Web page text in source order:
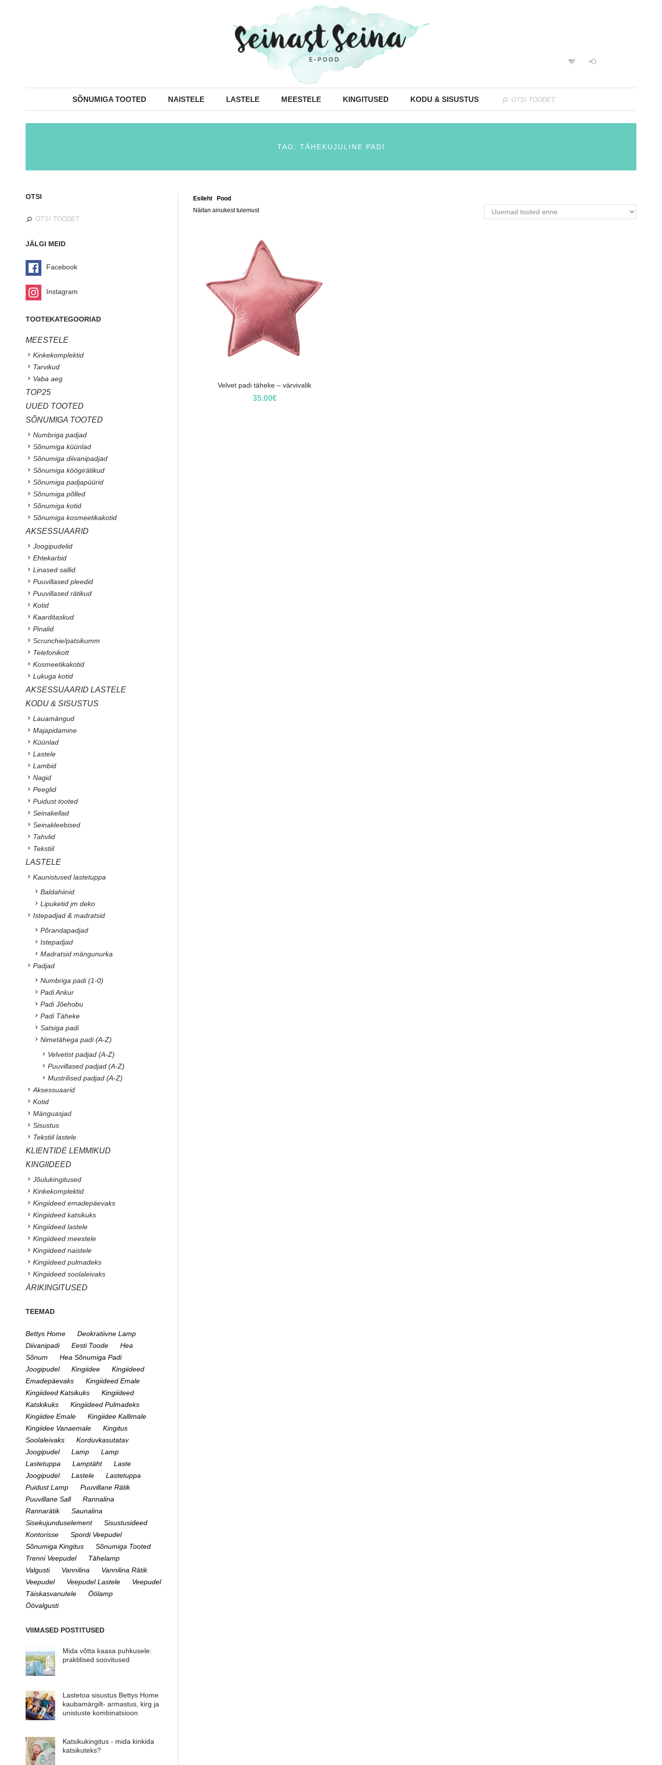
SÕNUMIGA TOOTED NAISTELE LASTELE MEESTELE KINGITUSED KODU & SISUSTUS
TAG: TÄHEKUJULINE PADI
Esileht /Pood
Näitan ainukest tulemust
Velvet padi täheke – värvivalik
35.00€
OTSI
JÄLGI MEID
Facebook
Instagram
TOOTEKATEGOORIAD
MEESTELE
Kinkekomplektid
Tarvikud
Vaba aeg
TOP25
UUED TOOTED
SÕNUMIGA TOOTED
Numbriga padjad
Sõnumiga küünlad
Sõnumiga diivanipadjad
Sõnumiga köögirätikud
Sõnumiga padjapüürid
Sõnumiga põlled
Sõnumiga kotid
Sõnumiga kosmeetikakotid
AKSESSUAARID
Joogipudelid
Ehtekarbid
Linased sallid
Puuvillased pleedid
Puuvillased rätikud
Kotid
Kaarditaskud
Pinalid
Scrunchie/patsikumm
Telefonikott
Kosmeetikakotid
Lukuga kotid
AKSESSUAARID LASTELE
KODU & SISUSTUS
Lauamängud
Majapidamine
Küünlad
Lastele
Lambid
Nagid
Peeglid
Puidust tooted
Seinakellad
Seinakleebised
Tahvlid
Tekstiil
LASTELE
Kaunistused lastetuppa
Baldahiinid
Lipuketid jm deko
Istepadjad & madratsid
Põrandapadjad
Istepadjad
Madratsid mängunurka
Padjad
Numbriga padi (1-0)
Padi Ankur
Padi Jõehobu
Padi Täheke
Satsiga padi
Nimetähega padi (A-Z)
Velvetist padjad (A-Z)
Puuvillased padjad (A-Z)
Mustrilised padjad (A-Z)
Aksessuaarid
Kotid
Mänguasjad
Sisustus
Tekstiil lastele
KLIENTIDE LEMMIKUD
KINGIIDEED
Jõulukingitused
Kinkekomplektid
Kingiideed emadepäevaks
Kingiideed katsikuks
Kingiideed lastele
Kingiideed meestele
Kingiideed naistele
Kingiideed pulmadeks
Kingiideed soolaleivaks
ÄRIKINGITUSED
TEEMAD
Bettys Home
Deokratiivne Lamp
Diivanipadi
Eesti Toode
Hea
Sõnum
Hea Sõnumiga Padi
Joogipudel
Kingiidee
Kingiideed
Emadepäevaks
Kingiideed Emale
Kingiideed Katsikuks
Kingiideed
Katskikuks
Kingiideed Pulmadeks
Kingiidee Emale
Kingiidee Kallimale
Kingiidee Vanaemale
Kingitus
Soolaleivaks
Korduvkasutatav
Joogipudel
Lamp
Lamp
Lastetuppa
Lamptäht
Laste
Joogipudel
Lastele
Lastetuppa
Puidust Lamp
Puuvillane Rätik
Puuvillane Sall
Rannalina
Rannarätik
Saunalina
Sisekujunduselement
Sisustusideed
Kontorisse
Spordi Veepudel
Sõnumiga Kingitus
Sõnumiga Tooted
Trenni Veepudel
Tähelamp
Valgusti
Vannilina
Vannilina Rätik
Veepudel
Veepudel Lastele
Veepudel
Täiskasvanutele
Öölamp
Öövalgusti
VIIMASED POSTITUSED
Mida võtta kaasa puhkusele:
praktilised soovitused
Lastetoa sisustus Bettys Home
kaubamärgilt- armastus, kirg ja
unistuste kombinatsioon
Katsikukingitus - mida kinkida
katsikuteks?